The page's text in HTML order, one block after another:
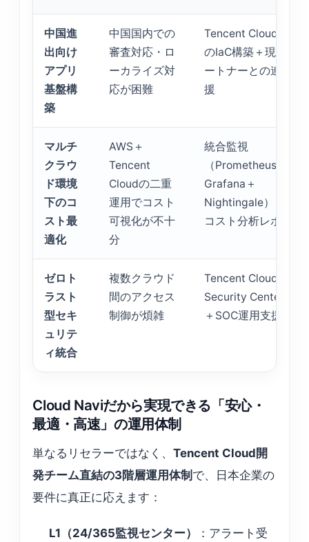
中国進
出向け
アプリ
基盤構
築
中国国内での
審査対応・ロ
ーカライズ対
応が困難
Tencent Cloud上で
のIaC構築＋現地パ
ートナーとの連携支
援
マルチ
クラウ
ド環境
下のコ
スト最
適化
AWS＋
Tencent
Cloudの二重
運用でコスト
可視化が不十
分
統合監視
（Prometheus＋
Grafana＋
Nightingale）＋月次
コスト分析レポート
ゼロト
ラスト
型セキ
ュリテ
ィ統合
複数クラウド
間のアクセス
制御が煩雑
Tencent Cloud
Security Center連携
＋SOC運用支援
Cloud Naviだから実現できる「安心・
最適・高速」の運用体制
単なるリセラーではなく、Tencent Cloud開
発チーム直結の3階層運用体制 で、日本企業の
要件に真正に応えます：
L1（24/365監視センター）
：アラート受